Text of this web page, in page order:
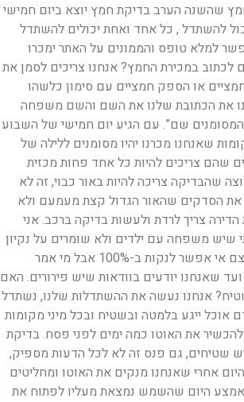
שהשנה הערב בדיקת חמץ יוצא ביום חמישי
להשתדל , כל אחד ואחת יכולים להשתדל
למלא טופס והממונים על האתר ימכרו
במכירת החמץ? אנחנו צריכים לסמן את
או הספק חמציים עם סימון כלשהו
את הכתובת שלנו את השם והשם משפחה
שם”. עם הגיע יום חמישי של השבוע
שאנחנו מכרנו יהיו מסומנים ללילה של
צריכים להיות כל אחד פחות מכזית
שהבדיקה צריכה להיות באור כבוי, זה לא
את הסדקים שהאור הגדול קצת מעמעם ולא
צריך לרדת ולעשות בדיקה ברכב. אני
שיש משפחה עם ילדים ולא שומרים על נקיון
בצורה מוחלטת ואוכלים שמה גם פירורים באמצע השנה, הרכב הזה בעצם אי אפשר לנקות ב-100% אבל מי אמר
מגעת ועד שאנחנו יודעים בוודאות שיש פירורים. האם
אנחנו נעשה את ההשתדלות שלנו, נשתדל
ייגע בלמטה ובשטיח ובכל מיני מקומות
את האוטו כמה ימים לפני פסח. בדיקת
שטיחים, גם פנס זה לא לכל הדעות מספיק,
אחרי שאנחנו מנקים את האוטו ומחליטים
היום שהשמש נמצאת מעליו לפתוח את